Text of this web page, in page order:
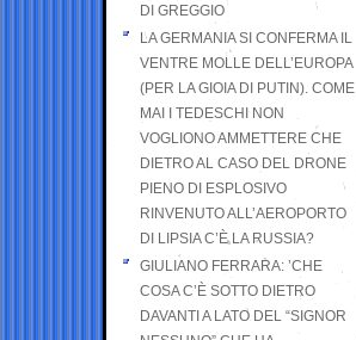
DI GREGGIO
LA GERMANIA SI CONFERMA IL
VENTRE MOLLE DELL’EUROPA
(PER LA GIOIA DI PUTIN). COME
MAI I TEDESCHI NON
VOGLIONO AMMETTERE CHE
DIETRO AL CASO DEL DRONE
PIENO DI ESPLOSIVO
RINVENUTO ALL’AEROPORTO
DI LIPSIA C’È LA RUSSIA?
GIULIANO FERRARA: ’CHE
COSA C’È SOTTO DIETRO
DAVANTI A LATO DEL “SIGNOR